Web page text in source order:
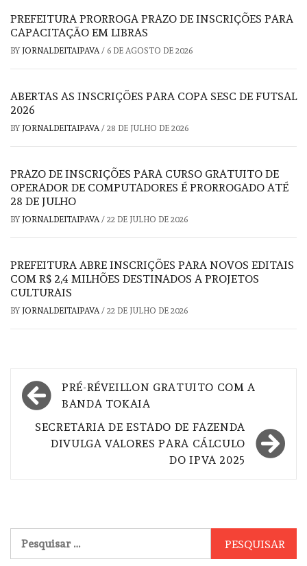
PREFEITURA PRORROGA PRAZO DE INSCRIÇÕES PARA
CAPACITAÇÃO EM LIBRAS
BY JORNALDEITAIPAVA/ 6 DE AGOSTO DE 2026
ABERTAS AS INSCRIÇÕES PARA COPA SESC DE FUTSAL
2026
BY JORNALDEITAIPAVA/ 28 DE JULHO DE 2026
PRAZO DE INSCRIÇÕES PARA CURSO GRATUITO DE
OPERADOR DE COMPUTADORES É PRORROGADO ATÉ
28 DE JULHO
BY JORNALDEITAIPAVA/ 22 DE JULHO DE 2026
PREFEITURA ABRE INSCRIÇÕES PARA NOVOS EDITAIS
COM R$ 2,4 MILHÕES DESTINADOS A PROJETOS
CULTURAIS
BY JORNALDEITAIPAVA/ 22 DE JULHO DE 2026
Navegação
de
Post
PRÉ-RÉVEILLON GRATUITO COM A
BANDA TOKAIA
SECRETARIA DE ESTADO DE FAZENDA
DIVULGA VALORES PARA CÁLCULO
DO IPVA 2025